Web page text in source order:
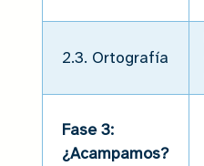
2.3. Ortografía
Fase 3:
¿Acampamos?